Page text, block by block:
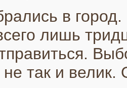
в город.
лишь
так и